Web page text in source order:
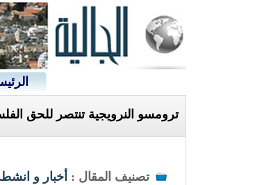
ترومسو النرويجية تنتصر للحق
تصنيف المقال : أخبار و